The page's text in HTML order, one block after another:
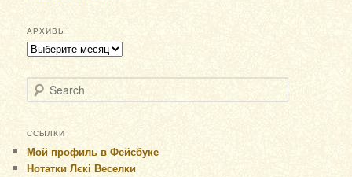
АРХИВЫ
Архивы
Search
ССЫЛКИ
Мой профиль в Фейсбуке
Нотатки Лєкі Веселки